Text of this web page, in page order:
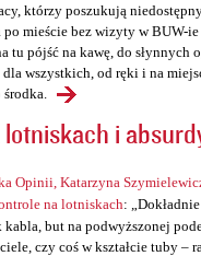
którzy poszukują
mieście bez wizyty w BUW-
tu pójść na kawę, do słynnych
wszystkich, od ręki i na
i
Opinii, Katarzyna
na lotniskach:
kabla, but na podwyższonej
czy coś w kształcie tuby –